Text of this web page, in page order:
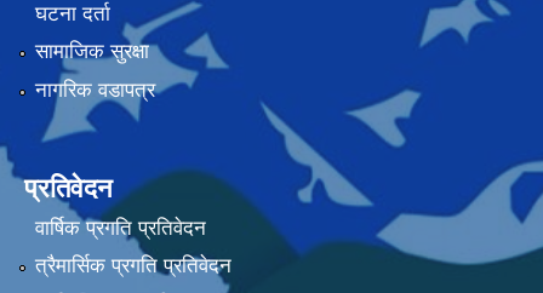
घटना दर्ता
सामाजिक सुरक्षा
नागरिक वडापत्र
प्रतिवेदन
वार्षिक प्रगति प्रतिवेदन
त्रैमार्सिक प्रगति प्रतिवेदन